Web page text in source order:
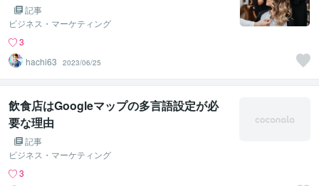
記事
ビジネス・マーケティング
3
hachi63
2023/06/25
飲食店はGoogleマップの多言語設定が必
要な理由
記事
ビジネス・マーケティング
3